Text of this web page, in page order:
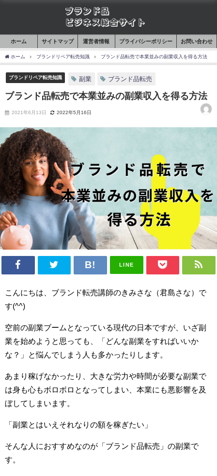
ホーム サイトマップ 運営者情報 プライバシーポリシー お問い合わせ
ホーム ブランドリペア転売知識 ブランド品転売で本業並みの副業収入を得る方法
ブランドリペア転売知識 副業 ブランド品転売
ブランド品転売で本業並みの副業収入を得る方法
2021年6月13日 2022年5月16日
LINE
こんにちは、ブランド転売講師のきみさな（君島さな）で
す(^^)
空前の副業ブームとなっている現代の日本ですが、いざ副
業を始めようと思っても、「どんな副業をすればいいか
な？」と悩んでしまう人も多かったりします。
あまり稼げなかったり、大きな労力や時間が必要な副業で
は身も心もボロボロとなってしまい、本業にも悪影響を及
ぼしてしまいます。
「副業とはいえそれなりの額を稼ぎたい」
そんな人におすすめなのが「ブランド品転売」の副業で
す。